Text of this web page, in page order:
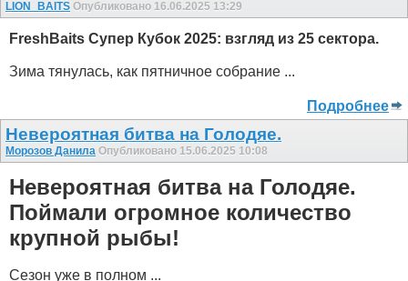
LION_BAITS Опубликовано 16.06.2025 13:29
FreshBaits Супер Кубок 2025: взгляд из 25 сектора.
Зима тянулась, как пятничное собрание ...
Подробнее
Невероятная битва на Голодяе.
Морозов Данила Опубликовано 15.06.2025 10:08
Невероятная битва на Голодяе.
Поймали огромное количество
крупной рыбы!
Сезон уже в полном ...